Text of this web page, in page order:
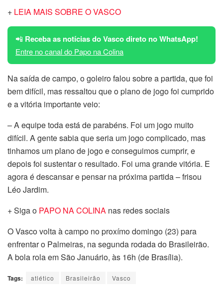
+ LEIA MAIS SOBRE O VASCO
📲 Receba as notícias do Vasco direto no WhatsApp!
Entre no canal do Papo na Colina
Na saída de campo, o goleiro falou sobre a partida, que foi
bem difícil, mas ressaltou que o plano de jogo foi cumprido
e a vitória importante veio:
– A equipe toda está de parabéns. Foi um jogo muito
difícil. A gente sabia que seria um jogo complicado, mas
tinhamos um plano de jogo e conseguimos cumprir, e
depois foi sustentar o resultado. Foi uma grande vitória. E
agora é descansar e pensar na próxima partida – frisou
Léo Jardim.
+ Siga o PAPO NA COLINA nas redes sociais
O Vasco volta à campo no proxímo domingo (23) para
enfrentar o Palmeiras, na segunda rodada do Brasileirão.
A bola rola em São Januário, às 16h (de Brasília).
Tags: atlético Brasileirão Vasco